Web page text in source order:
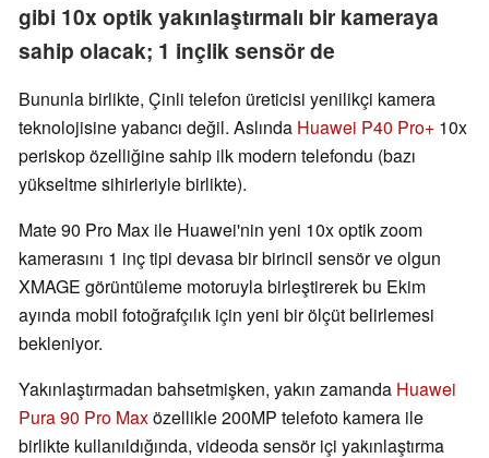
gibi 10x optik yakınlaştırmalı bir kameraya
sahip olacak; 1 inçlik sensör de
Bununla birlikte, Çinli telefon üreticisi yenilikçi kamera
teknolojisine yabancı değil. Aslında Huawei P40 Pro+ 10x
periskop özelliğine sahip ilk modern telefondu (bazı
yükseltme sihirleriyle birlikte).
Mate 90 Pro Max ile Huawei'nin yeni 10x optik zoom
kamerasını 1 inç tipi devasa bir birincil sensör ve olgun
XMAGE görüntüleme motoruyla birleştirerek bu Ekim
ayında mobil fotoğrafçılık için yeni bir ölçüt belirlemesi
bekleniyor.
Yakınlaştırmadan bahsetmişken, yakın zamanda Huawei
Pura 90 Pro Maxözellikle 200MP telefoto kamera ile
birlikte kullanıldığında, videoda sensör içi yakınlaştırma